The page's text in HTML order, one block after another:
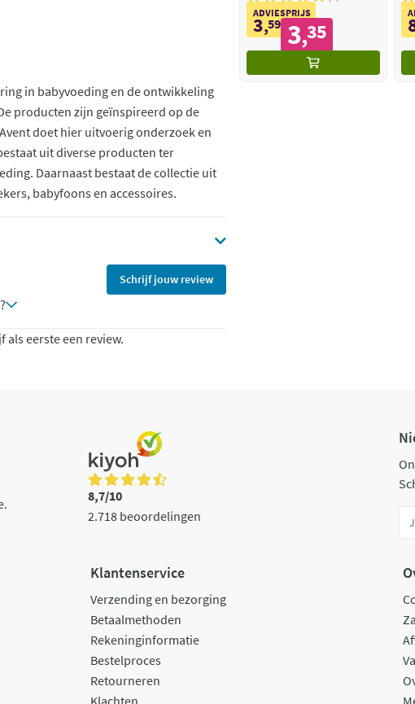
in babyvoeding en de ontwikkeling
producten zijn geïnspireerd op de
doet hier uitvoerig onderzoek en
uit diverse producten ter
Daarnaast bestaat de collectie uit
babyfoons en accessoires.
Schrijf jouw review
als eerste een review.
ADVIESPRIJS
3,59 3,35
8,7/10
2.718 beoordelingen
Klantenservice
Verzending en bezorging
Betaalmethoden
Rekeninginformatie
Bestelproces
Retourneren